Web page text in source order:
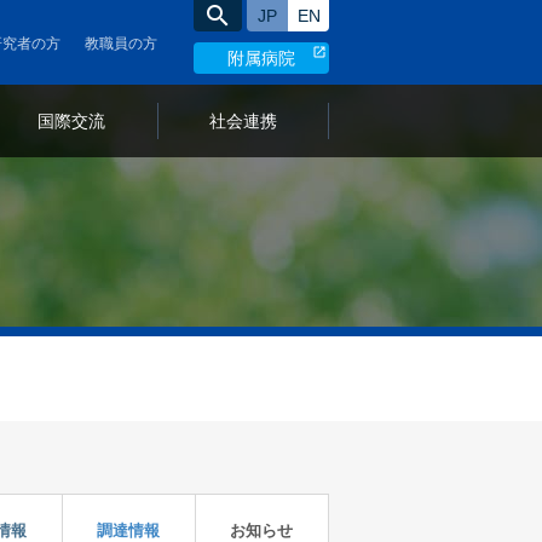
附属病院
search
語
の
切
り
え
日本語サイト
国際交流 社会連携
者の方 教職員の方
報 調達情報 お知らせ